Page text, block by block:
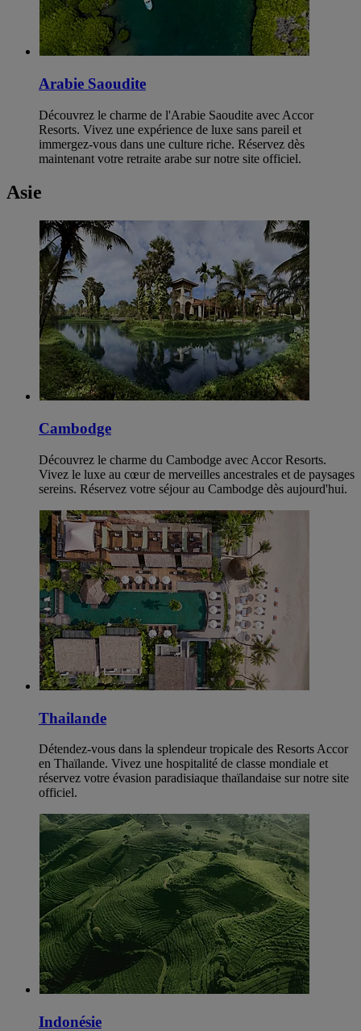
Arabie Saoudite
Découvrez le charme de l'Arabie Saoudite avec Accor
Resorts. Vivez une expérience de luxe sans pareil et
immergez-vous dans une culture riche. Réservez dès
maintenant votre retraite arabe sur notre site officiel.
Asie
Cambodge
Découvrez le charme du Cambodge avec Accor Resorts.
Vivez le luxe au cœur de merveilles ancestrales et de paysages
sereins. Réservez votre séjour au Cambodge dès aujourd'hui.
Thailande
Détendez-vous dans la splendeur tropicale des Resorts Accor
en Thaïlande. Vivez une hospitalité de classe mondiale et
réservez votre évasion paradisiaque thaïlandaise sur notre site
officiel.
Indonésie